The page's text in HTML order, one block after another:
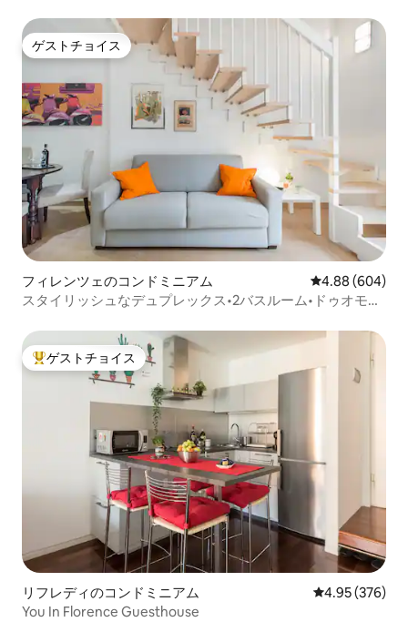
ゲストチョイス
ゲストチョイス
フィレンツェのコンドミニアム レビュー604件
4.88 (604)
スタイリッシュなデュプレックス•2バスルーム•ドゥオモと
大好評のゲストチョイスです。
ゲストチョイス
リフレディのコンドミニアム レビュー376
4.95 (376)
You In Florence Guesthouse